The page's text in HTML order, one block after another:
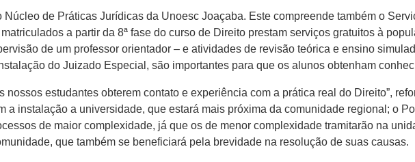
de Práticas Jurídicas da Unoesc Joaçaba. Este compreende também o
a partir da 8ª fase do curso de Direito prestam serviços gratuitos à
de um professor orientador – e atividades de revisão teórica e ensino
do Juizado Especial, são importantes para que os alunos obtenham
nossos estudantes obterem contato e experiência com a prática real do Direito”,
a instalação a universidade, que estará mais próxima da comunidade regional; o
de maior complexidade, já que os de menor complexidade tramitarão na
que também se beneficiará pela brevidade na resolução de suas causas.